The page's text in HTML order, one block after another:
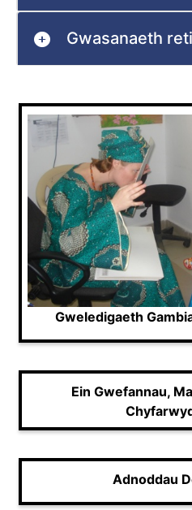
Gwasanaeth
Gweledigaeth
Ein Gwefannau,
Adnoddau